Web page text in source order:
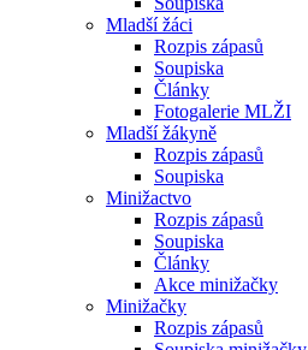
Mladší žáci
Rozpis zápasů
Soupiska
Články
Fotogalerie MLŽI
Mladší žákyně
Rozpis zápasů
Soupiska
Minižactvo
Rozpis zápasů
Soupiska
Články
Akce minižačky
Minižačky
Rozpis zápasů